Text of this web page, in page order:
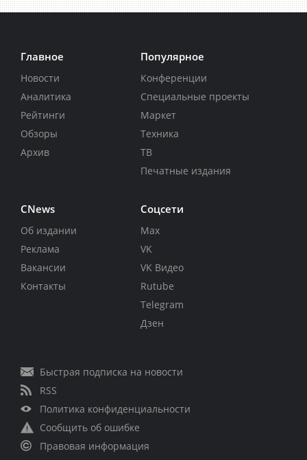
Главное
Новости
Аналитика
Рейтинги
Обзоры
Архив
Популярное
Конференции
Специальные проекты
Маркет
Техника
ТВ
Печатные издания
CNews
Об издании
Реклама
Вакансии
Контакты
Соцсети
Max
VK
VK Видео
Rutube
Telegram
Дзен
Быстрая подписка на новости
RSS
Политика конфиденциальности
Сообщить об ошибке
Правовая информация